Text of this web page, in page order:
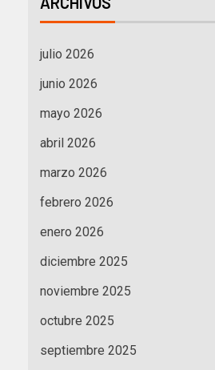
julio 2026
junio 2026
mayo 2026
abril 2026
marzo 2026
febrero 2026
enero 2026
diciembre 2025
noviembre 2025
octubre 2025
septiembre 2025